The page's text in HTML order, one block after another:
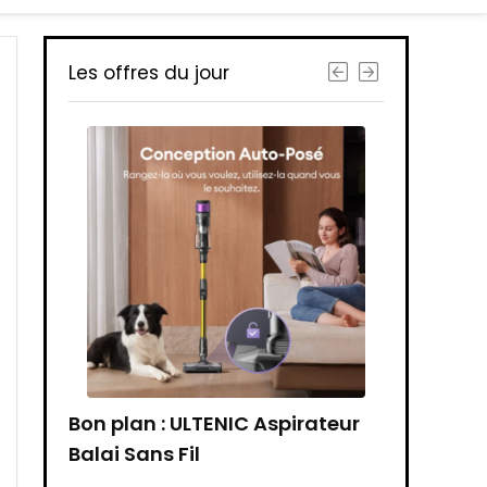
Les offres du jour
Bon plan : ULTENIC Aspirateur
Balai Sans Fil